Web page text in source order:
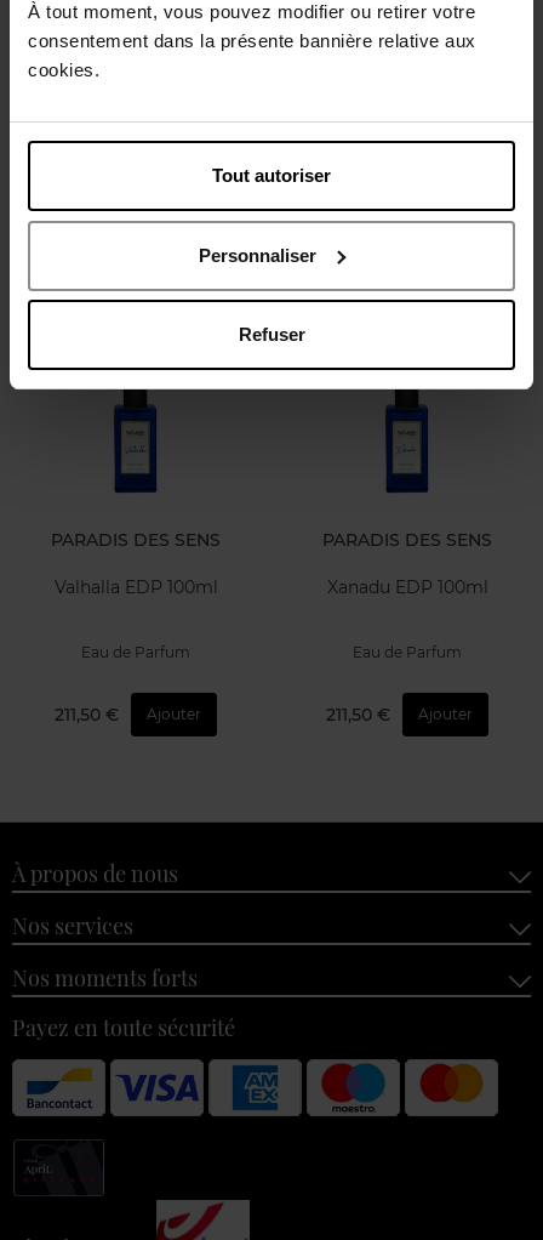
À tout moment, vous pouvez modifier ou retirer votre
consentement dans la présente bannière relative aux
cookies.
Tout autoriser
Personnaliser
Refuser
PARADIS DES SENS
Eau de Parfum
211,50 € Ajouter
PARADIS DES SENS
Eau de Parfum
211,50 € Ajouter
PARADIS DES SENS
Valhalla EDP 100ml
Eau de Parfum
211,50 € Ajouter
PARADIS DES SENS
Xanadu EDP 100ml
Eau de Parfum
211,50 € Ajouter
À propos de nous
Nos services
Nos moments forts
Payez en toute sécurité